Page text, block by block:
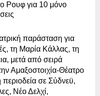
Ρουφ για 10 μόνο
παράσταση για
τη Μαρία Κάλλας, τη
μετά από σειρά
Αμαξοστοιχία-Θέατρο
περιοδεία σε Σύδνεϋ,
Νέο Δελχί,